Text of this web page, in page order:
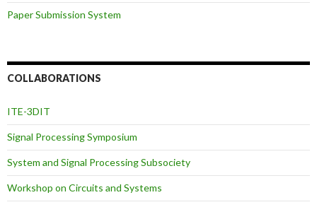
Paper Submission System
COLLABORATIONS
ITE-3DIT
Signal Processing Symposium
System and Signal Processing Subsociety
Workshop on Circuits and Systems